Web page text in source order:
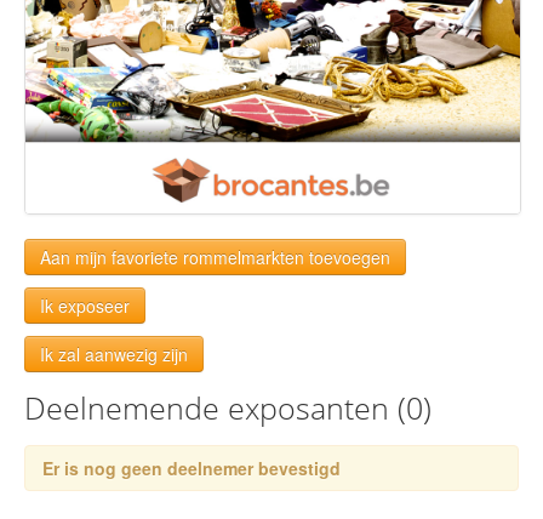
Aan mijn favoriete rommelmarkten toevoegen
Ik exposeer
Ik zal aanwezig zijn
Deelnemende exposanten (0)
Er is nog geen deelnemer bevestigd